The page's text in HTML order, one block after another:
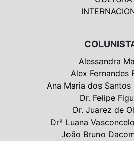
Alessandra
Alex Fernandes
Ana Maria dos Santos
Dr. Felipe
Dr. Juarez de
Drª Luana
João Bruno